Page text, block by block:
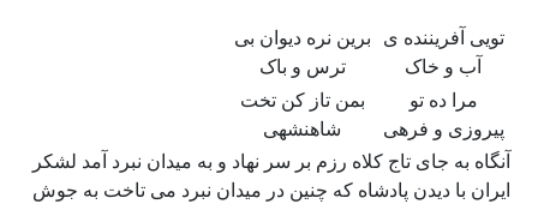
تویی آفریننده ی
آب و خاک
برین نره دیوان بی
ترس و باک
مرا ده تو
پیروزی و فرهی
بمن تاز کن تخت
شاهنشهی
آنگاه به جای تاج کلاه رزم بر سر نهاد و به میدان نبرد آمد لشکر
ایران با دیدن پادشاه که چنین در میدان نبرد می تاخت به جوش